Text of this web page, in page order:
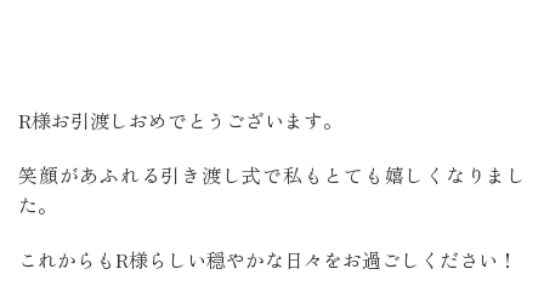
R様お引渡しおめでとうございます。
笑顔があふれる引き渡し式で私もとても嬉しくなりまし
た。
これからもR様らしい穏やかな日々をお過ごしください！